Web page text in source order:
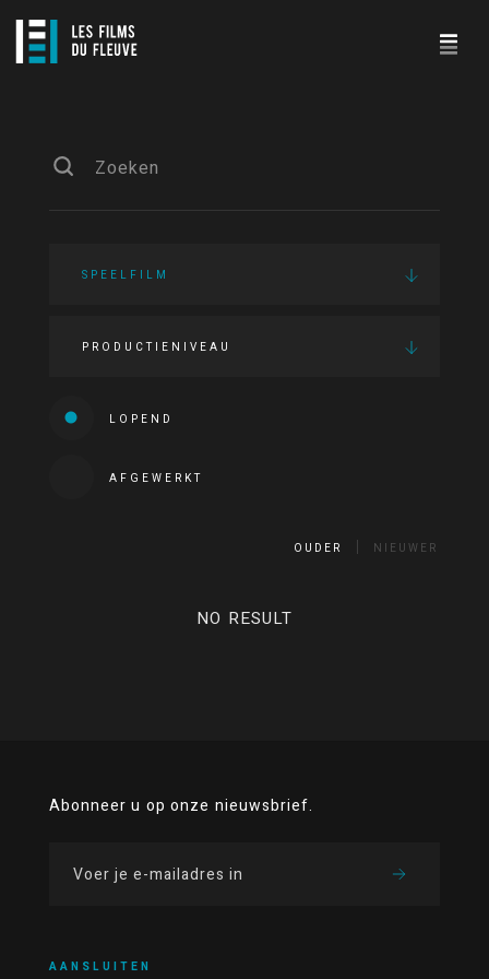
SPEELFILM
PRODUCTIENIVEAU
LOPEND
AFGEWERKT
OUDER NIEUWER
NO RESULT
Abonneer u op onze nieuwsbrief.
AANSLUITEN